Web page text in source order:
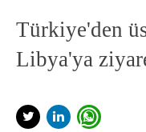
Türkiye'den
Libya'ya